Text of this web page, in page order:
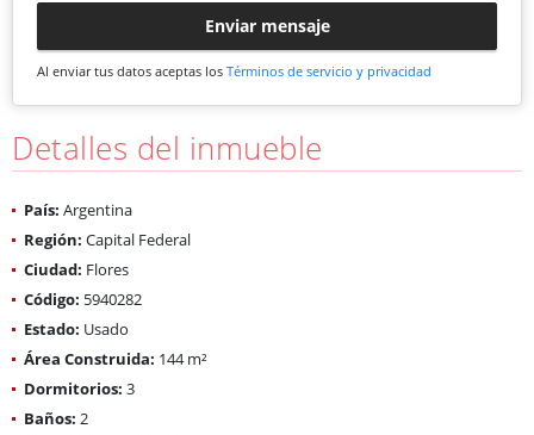
Enviar mensaje
Al enviar tus datos aceptas los Términos de servicio y privacidad
Detalles del inmueble
País: Argentina
Región: Capital Federal
Ciudad: Flores
Código: 5940282
Estado: Usado
Área Construida: 144 m²
Dormitorios: 3
Baños: 2